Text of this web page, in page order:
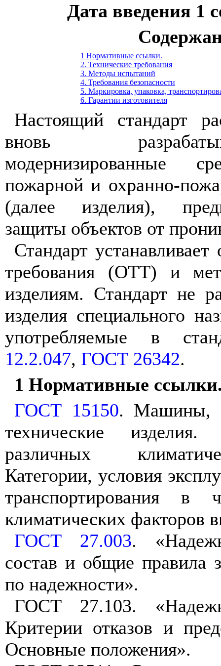
Дата введения 1
1 Нормативные ссылки.
2. Технические требования
3. Методы испытаний
4. Требования безопасности
5. Маркировка, упаковка,
6. Гарантии изготовителя
Настоящий стандарт
вновь
модернизированные
пожарной и охранно-
(далее изделия),
защиты объектов от
Стандарт
требования (ОТТ) и
изделиям. Стандарт не
изделия специального
употребляемые в
12.2.047, ГОСТ 26342.
1 Нормативные
ГОСТ 15150. Машины,
технические
различных
Категории, условия
транспортирования в
климатических факторов
ГОСТ 27.003.
состав и общие правила
по надежности».
ГОСТ 27.103.
Критерии отказов и
Основные положения».